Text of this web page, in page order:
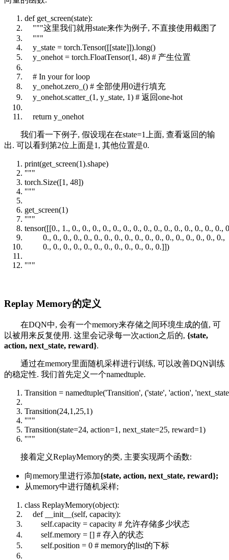
defget_screen(state):
"""这里我们就用state来作为例子, 不直接使用截图了
"""
y_state = torch.Tensor([[state]]).long()
y_onehot = torch.FloatTensor(1, 48) # 产生位置
# In your for loop
y_onehot.zero_() # 全部使用0进行填充
y_onehot.scatter_(1, y_state, 1) # 返回one-hot
return y_onehot
我们看一下例子, 假设现在在state=1上面, 查看返回的输
出. 可以看到第2位上面是1, 其他位置是0.
print(get_screen(1).shape)
"""
torch.Size([1, 48])
"""
get_screen(1)
"""
tensor([[0., 1., 0., 0., 0., 0., 0., 0., 0., 0., 0., 0., 0., 0., 0., 0., 0.,
0., 0., 0., 0., 0., 0., 0., 0., 0., 0., 0., 0., 0., 0., 0., 0., 0., 0.,
0., 0., 0., 0., 0., 0., 0., 0., 0., 0., 0., 0.]])
"""
Replay Memory的定义
在DQN中, 会有一个memory来存储之间环境生成的值, 可
以被用来反复使用. 这里会记录每一次action之后的, {state,
action, next_state, reward}.
通过在memory里面随机采样进行训练, 可以改善DQN训练
的稳定性. 我们首先定义一个namedtuple.
Transition = namedtuple('Transition', ('state', 'action',
Transition(24,1,25,1)
"""
Transition(state=24, action=1, next_state=25, reward=1)
"""
接着定义ReplayMemory的类, 主要实现两个函数:
向memory里进行添加{state, action, next_state, reward};
从memory中进行随机采样;
class ReplayMemory(object):
def
__init__ (self, capacity):
self.capacity = capacity # 允许存储多少状态
self.memory = [] # 存入的状态
self.position = 0 # memory的list的下标